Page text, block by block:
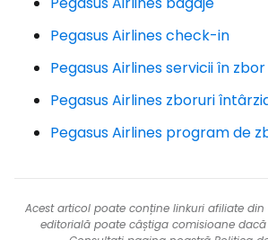
Pegasus Airlines check-in
Pegasus Airlines servicii în zbor
Pegasus Airlines zboruri
Pegasus Airlines program de
Acest articol poate conține linkuri afiliate
editorială poate câștiga comisioane